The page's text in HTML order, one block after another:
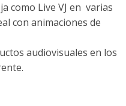
como Live VJ en varias
con animaciones de
audiovisuales en los